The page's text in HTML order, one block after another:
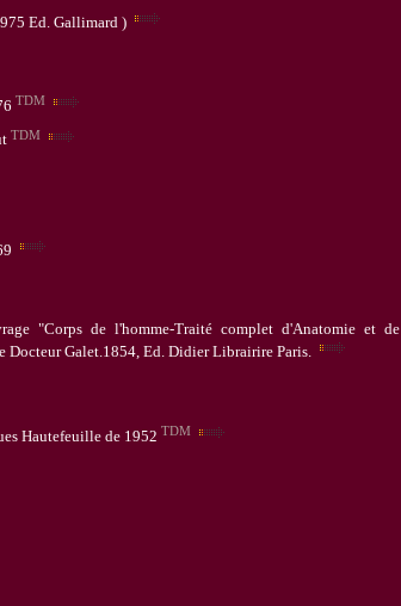
Ed. Gallimard )
TDM
TDM
"Corps de l'homme-Traité complet d'Anatomie et de
Docteur Galet.1854, Ed. Didier Librairire Paris.
Hautefeuillede 1952 TDM